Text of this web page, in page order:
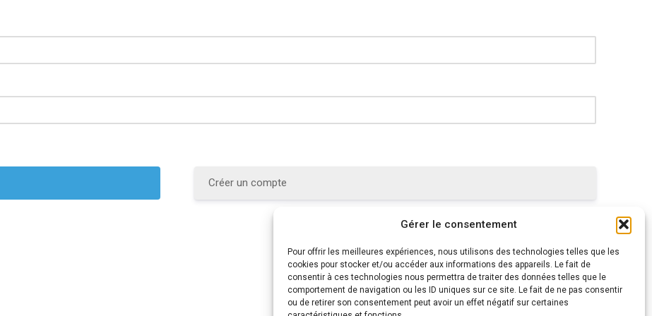
Gérer le consentement
Pour offrir les meilleures expériences, nous utilisons des technologies telles que les
cookies pour stocker et/ou accéder aux informations des appareils. Le fait de
consentir à ces technologies nous permettra de traiter des données telles que le
comportement de navigation ou les ID uniques sur ce site. Le fait de ne pas consentir
ou de retirer son consentement peut avoir un effet négatif sur certaines
Créer un compte